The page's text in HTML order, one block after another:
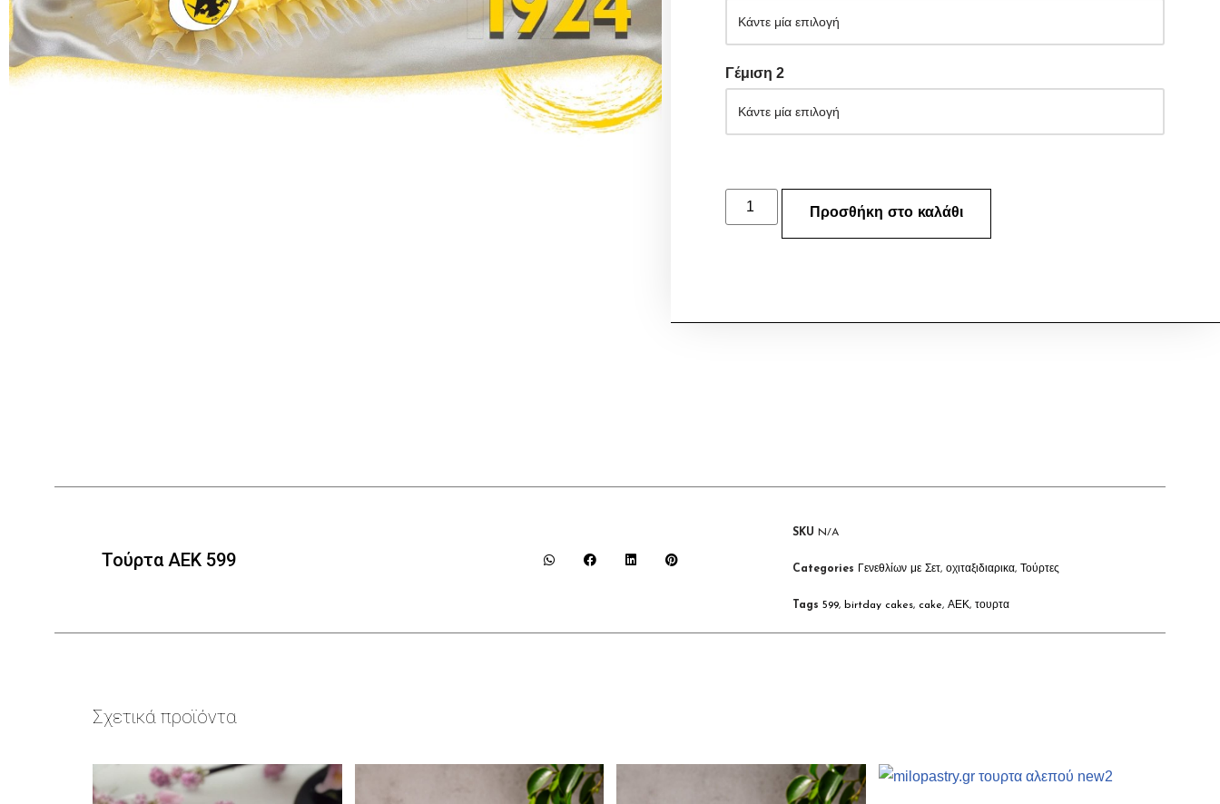
Γέμιση 2
Προσθήκη στο καλάθι
Τούρτα ΑΕΚ 599
SKU N/A
Categories Γενεθλίων με Σετ,οχιταξιδιαρικα, Τούρτες
Tags 599, birtday cakes,cake,ΑΕΚ,τουρτα
Σχετικά προϊόντα